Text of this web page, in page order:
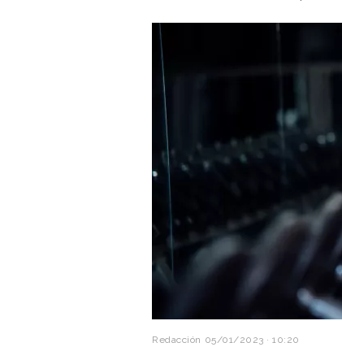
Redacción 05/01/2023 · 10:20